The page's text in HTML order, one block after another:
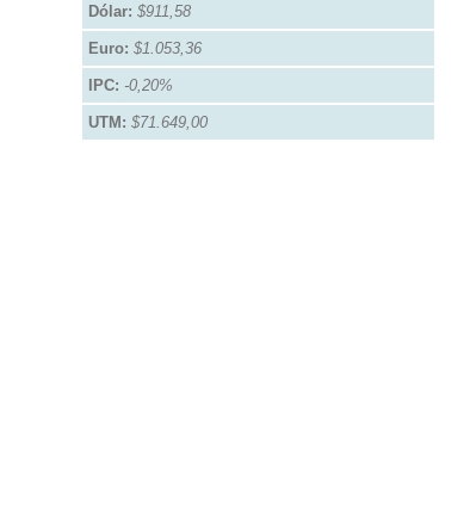
Dólar: $911,58
Euro: $1.053,36
IPC: -0,20%
UTM: $71.649,00